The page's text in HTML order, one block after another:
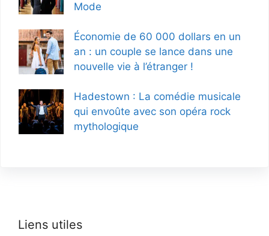
Mode
Économie de 60 000 dollars en un
an : un couple se lance dans une
nouvelle vie à l’étranger !
Hadestown : La comédie musicale
qui envoûte avec son opéra rock
mythologique
Liens utiles